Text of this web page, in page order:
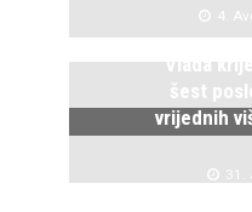
4.
Vlada
šest
vrijednih
31.